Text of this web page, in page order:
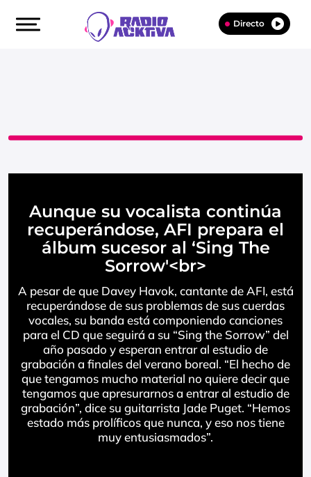
Directo
Aunque su vocalista continúa
recuperándose, AFI prepara el
álbum sucesor al ‘Sing The
Sorrow'<br>
A pesar de que Davey Havok, cantante de AFI, está
recuperándose de sus problemas de sus cuerdas
vocales, su banda está componiendo canciones
para el CD que seguirá a su “Sing the Sorrow” del
año pasado y esperan entrar al estudio de
grabación a finales del verano boreal. “El hecho de
que tengamos mucho material no quiere decir que
tengamos que apresurarnos a entrar al estudio de
grabación”, dice su guitarrista Jade Puget. “Hemos
estado más prolíficos que nunca, y eso nos tiene
muy entusiasmados”.